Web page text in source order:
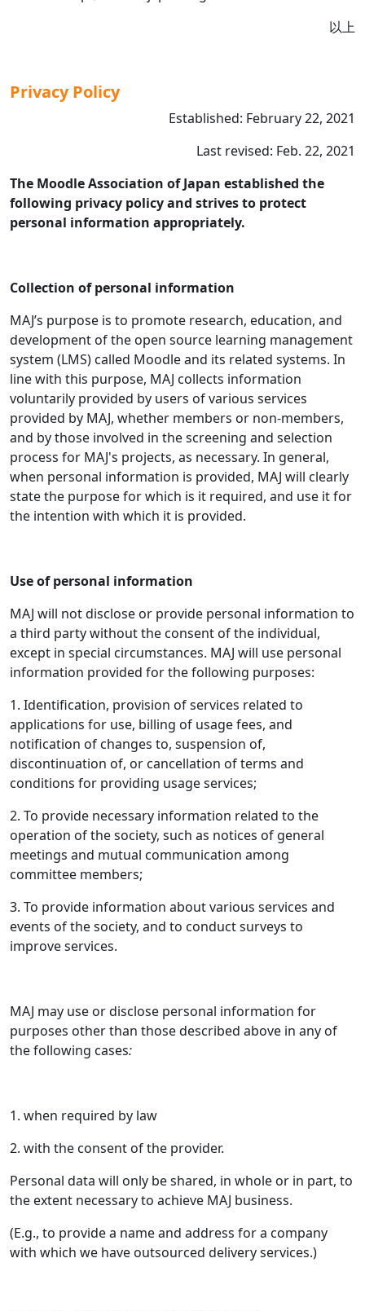
以上
Privacy Policy
Established: February 22, 2021
Last revised: Feb. 22, 2021
The Moodle Association of Japan established the
following privacy policy and strives to protect
personal information appropriately.
Collection of personal information
MAJ’s purpose is to promote research, education, and
development of the open source learning management
system (LMS) called Moodle and its related systems. In
line with this purpose, MAJ collects information
voluntarily provided by users of various services
provided by MAJ, whether members or non-members,
and by those involved in the screening and selection
process for MAJ's projects, as necessary. In general,
when personal information is provided, MAJ will clearly
state the purpose for which is it required, and use it for
the intention with which it is provided.
Use of personal information
MAJ will not disclose or provide personal information to
a third party without the consent of the individual,
except in special circumstances. MAJ will use personal
information provided for the following purposes:
1. Identification, provision of services related to
applications for use, billing of usage fees, and
notification of changes to, suspension of,
discontinuation of, or cancellation of terms and
conditions for providing usage services;
2. To provide necessary information related to the
operation of the society, such as notices of general
meetings and mutual communication among
committee members;
3. To provide information about various services and
events of the society, and to conduct surveys to
improve services.
MAJ may use or disclose personal information for
purposes other than those described above in any of
the following cases:
1. when required by law
2. with the consent of the provider.
Personal data will only be shared, in whole or in part, to
the extent necessary to achieve MAJ business.
(E.g., to provide a name and address for a company
with which we have outsourced delivery services.)